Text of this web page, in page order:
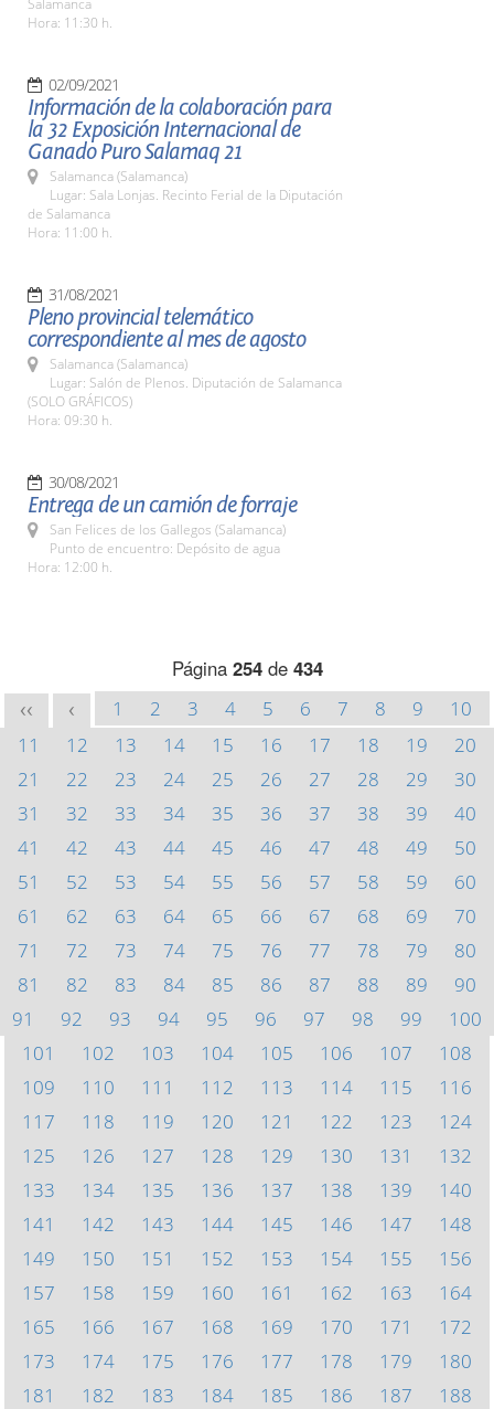
Salamanca
Hora: 11:30 h.
02/09/2021
Información de la colaboración para
la 32 Exposición Internacional de
Ganado Puro Salamaq 21
Salamanca (Salamanca)
Lugar: Sala Lonjas. Recinto Ferial de la Diputación
de Salamanca
Hora: 11:00 h.
31/08/2021
Pleno provincial telemático
correspondiente al mes de agosto
Salamanca (Salamanca)
Lugar: Salón de Plenos. Diputación de Salamanca
(SOLO GRÁFICOS)
Hora: 09:30 h.
30/08/2021
Entrega de un camión de forraje
San Felices de los Gallegos (Salamanca)
Punto de encuentro: Depósito de agua
Hora: 12:00 h.
Página 254de 434
<< < 1 2 3 4 5 6 7 8 9
10
11
12 13 14 15 16 17 18 19
20
21
22 23 24 25 26 27 28 29
30
31
32 33 34 35 36 37 38 39
40
41
42 43 44 45 46 47 48 49
50
51
52 53 54 55 56 57 58 59
60
61
62 63 64 65 66 67 68 69
70
71
72 73 74 75 76 77 78 79
80
81
82 83 84 85 86 87 88 89
90
91
92 93 94 95 96 97 98 99
100
101
102 103 104 105 106 107
108
109
110 111 112 113 114 115
116
117
118 119 120 121 122 123
124
125
126 127 128 129 130 131
132
133
134 135 136 137 138 139
140
141
142 143 144 145 146 147
148
149
150 151 152 153 154 155
156
157
158 159 160 161 162 163
164
165
166 167 168 169 170 171
172
173
174 175 176 177 178 179
180
181
182 183 184 185 186 187
188